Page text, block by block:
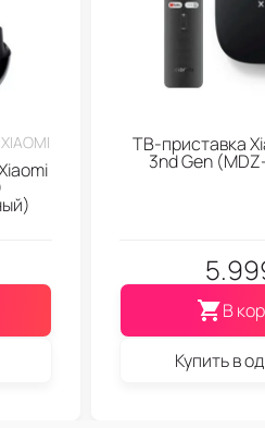
ТВ-приставка
3nd Gen
В
Купить в